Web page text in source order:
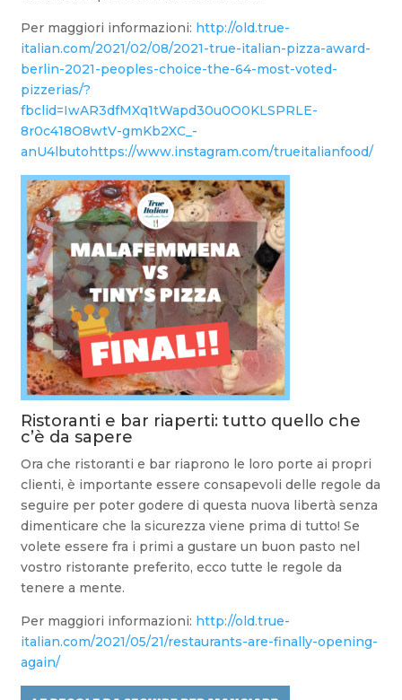
Per maggiori informazioni: http://old.true-
italian.com/2021/02/08/2021-true-italian-pizza-award-
berlin-2021-peoples-choice-the-64-most-voted-
pizzerias/?
fbclid=IwAR3dfMXq1tWapd30u0O0KLSPRLE-
8r0c418O8wtV-gmKb2XC_-
anU4lbutohttps://www.instagram.com/trueitalianfood/
Ristoranti e bar riaperti: tutto quello che
c’è da sapere
Ora che ristoranti e bar riaprono le loro porte ai propri
clienti, è importante essere consapevoli delle regole da
seguire per poter godere di questa nuova libertà senza
dimenticare che la sicurezza viene prima di tutto! Se
volete essere fra i primi a gustare un buon pasto nel
vostro ristorante preferito, ecco tutte le regole da
tenere a mente.
Per maggiori informazioni: http://old.true-
italian.com/2021/05/21/restaurants-are-finally-opening-
again/